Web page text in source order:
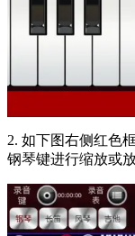
2. 如下图右侧红色
钢琴键进行缩放或